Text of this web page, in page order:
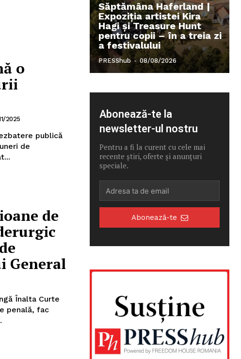
o
2025
publică
de
de
General
Înalta Curte
penală, fac
Săptămâna Haferland |
Expoziţia artistei Kira
Hagi şi Treasure Hunt
pentru copii – în a treia zi
a festivalului
PRESShub - 08/08/2026
Abonează-te la
newsletter-ul nostru
Pentru a fi la curent cu cele mai
recente știri, oferte și anunțuri
speciale.
Abonează-te